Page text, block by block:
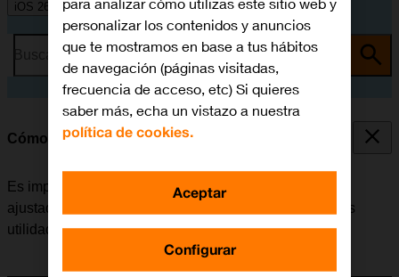
iOS 26
Busca por problema o tema
Cómo ajustar la fecha y la hora
Es importante que la fecha y la hora del móvil estén
ajustadas correctamente, de lo contrario algunas de las
utilidades del teléfono no funcionarán.
personalizar los contenidos y anuncios
que te mostramos en base a tus hábitos
de navegación (páginas visitadas,
frecuencia de acceso, etc) Si quieres
saber más, echa un vistazo a nuestra
política de cookies.
Configurar
Aceptar